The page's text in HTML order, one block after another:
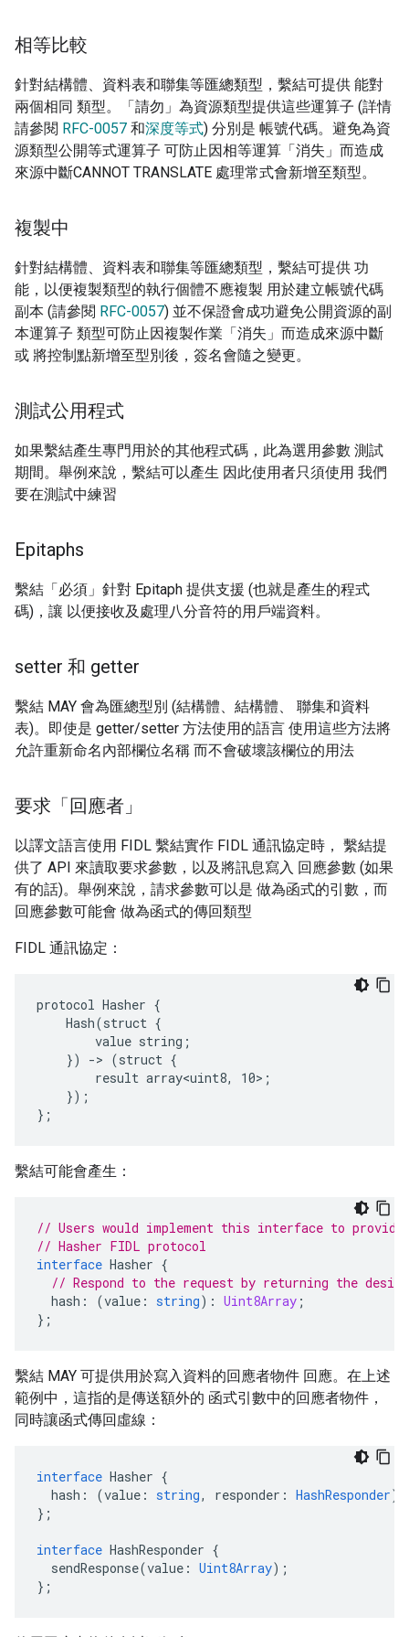
相等比較
針對結構體、資料表和聯集等匯總類型，繫結可提供 能對
兩個相同 類型。「請勿」為資源類型提供這些運算子 (詳情
請參閱 RFC-0057 和深度等式) 分別是 帳號代碼。避免為資
源類型公開等式運算子 可防止因相等運算「消失」而造成
來源中斷CANNOT TRANSLATE 處理常式會新增至類型。
複製中
針對結構體、資料表和聯集等匯總類型，繫結可提供 功
能，以便複製類型的執行個體不應複製 用於建立帳號代碼
副本 (請參閱 RFC-0057) 並不保證會成功避免公開資源的副
本運算子 類型可防止因複製作業「消失」而造成來源中斷
或 將控制點新增至型別後，簽名會隨之變更。
測試公用程式
如果繫結產生專門用於的其他程式碼，此為選用參數 測試
期間。舉例來說，繫結可以產生 因此使用者只須使用 我們
要在測試中練習
Epitaphs
繫結「必須」針對 Epitaph 提供支援 (也就是產生的程式
碼)，讓 以便接收及處理八分音符的用戶端資料。
setter 和 getter
繫結 MAY 會為匯總型別 (結構體、結構體、 聯集和資料
表)。即使是 getter/setter 方法使用的語言 使用這些方法將
允許重新命名內部欄位名稱 而不會破壞該欄位的用法
要求「回應者」
以譯文語言使用 FIDL 繫結實作 FIDL 通訊協定時， 繫結提
供了 API 來讀取要求參數，以及將訊息寫入 回應參數 (如果
有的話)。舉例來說，請求參數可以是 做為函式的引數，而
回應參數可能會 做為函式的傳回類型
FIDL 通訊協定：
protocol Hasher {
    Hash(struct {
        value string;
    }) -> (struct {
        result array<uint8, 10>;
    });
繫結可能會產生：
// Users would implement this interface to provide
// Hasher FIDL protocol
interface Hasher {
// Respond to the request by returning the
hash : (value : string) : Uint8Array ;
};
繫結 MAY 可提供用於寫入資料的回應者物件 回應。在上述
範例中，這指的是傳送額外的 函式引數中的回應者物件，
同時讓函式傳回虛線：
interface Hasher {
hash : (value : string, responder : HashResponder)
};
interface HashResponder {
sendResponse(value : Uint8Array);
};